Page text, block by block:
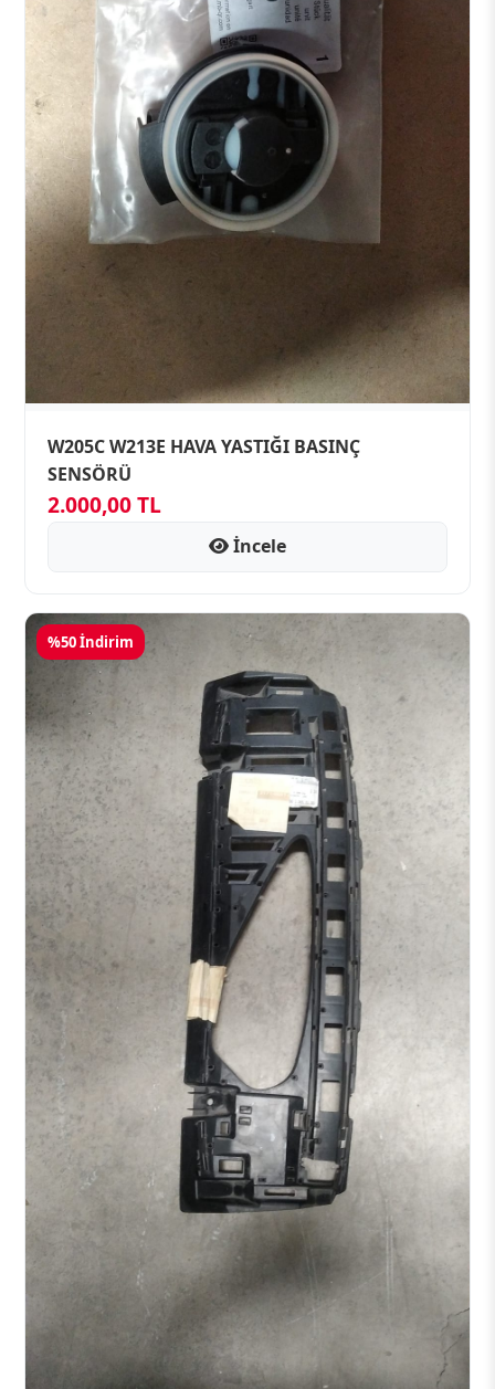
W205C W213E HAVA YASTIĞI BASINÇ
SENSÖRÜ
2.000,00 TL
İncele
%50 İndirim